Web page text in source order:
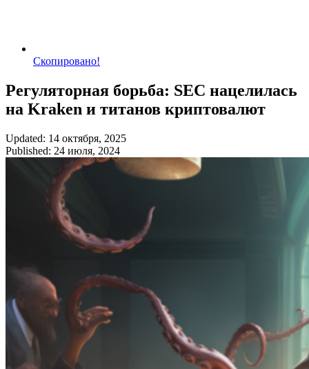
Скопировано!
Регуляторная борьба: SEC нацелилась
на Kraken и титанов криптовалют
Updated: 14 октября, 2025
Published: 24 июля, 2024